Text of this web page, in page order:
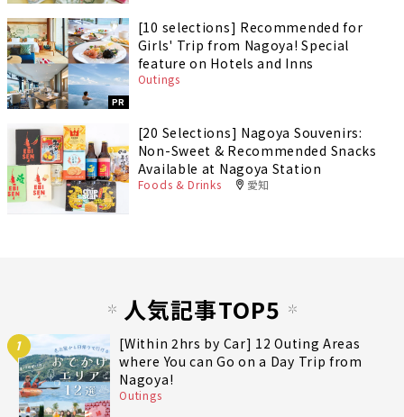
PR
[10 selections] Recommended for
Girls' Trip from Nagoya! Special
feature on Hotels and Inns
Outings
[20 Selections] Nagoya Souvenirs:
Non-Sweet & Recommended Snacks
Available at Nagoya Station
Foods & Drinks 愛知
人気記事TOP5
1
[Within 2hrs by Car] 12 Outing Areas
where You can Go on a Day Trip from
Nagoya!
Outings